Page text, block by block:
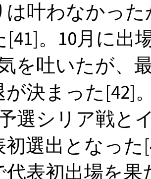
は叶わなかっ
。10月に出
を吐いたが、
決まった[42]
選シリア戦と
初選出となっ
表初出場を果